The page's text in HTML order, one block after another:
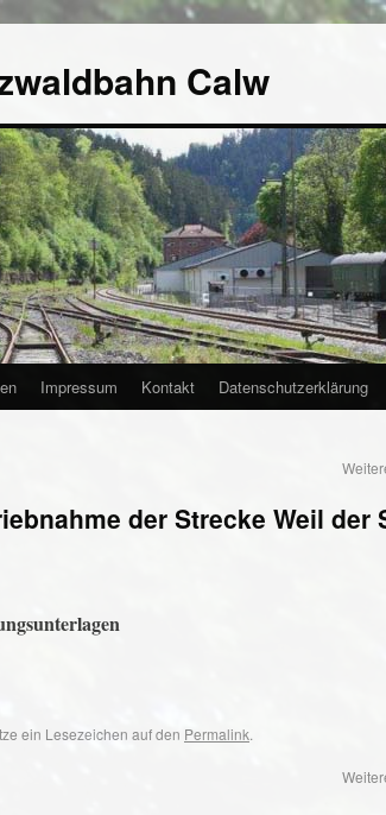
Calw
Impressum Kontakt Datenschutzerklärung
der Strecke Weil der
ein Lesezeichen auf den Permalink.